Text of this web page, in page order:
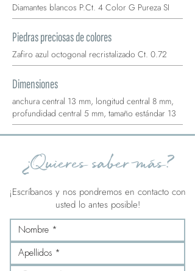
Diamantes blancos P.Ct. 4 Color G Pureza SI
Piedras preciosas de colores
Zafiro azul octogonal recristalizado Ct. 0.72
Dimensiones
anchura central 13 mm, longitud central 8 mm,
profundidad central 5 mm, tamaño estándar 13
¿Quieres saber más?
¡Escríbanos y nos pondremos en contacto con
usted lo antes posible!